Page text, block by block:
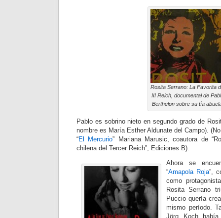
Rosita Serrano: La Favorita
III Reich, documental de
Berthelon sobre su tía
Pablo es sobrino nieto en segundo grado de
nombre es María Esther Aldunate del Campo).
“El Mercurio” Mariana Marusic, coautora de
chilena del Tercer Reich”, Ediciones B).
Ahora se
“Amapola Roja”,
como
Rosita Serrano
Puccio quería
mismo período.
Jörg Koch